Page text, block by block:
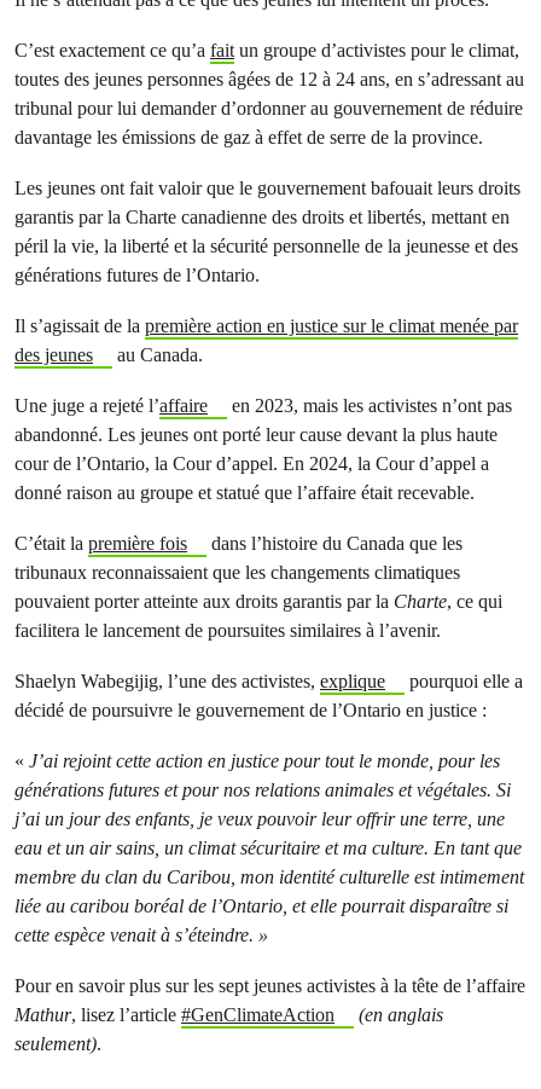
C’est exactement ce qu’a faitun groupe d’activistes pour le climat,
toutes des jeunes personnes âgées de 12 à 24 ans, en s’adressant au
tribunal pour lui demander d’ordonner au gouvernement de réduire
davantage les émissions de gaz à effet de serre de la province.
Les jeunes ont fait valoir que le gouvernement bafouait leurs droits
garantis par la Charte canadienne des droits et libertés, mettant en
péril la vie, la liberté et la sécurité personnelle de la jeunesse et des
générations futures de l’Ontario.
Il s’agissait de la première action en justice sur le climat menée par
des jeunes
au Canada.
Une juge a rejeté l’affaire
en 2023, mais les activistes n’ont pas
abandonné. Les jeunes ont porté leur cause devant la plus haute
cour de l’Ontario, la Cour d’appel. En 2024, la Cour d’appel a
donné raison au groupe et statué que l’affaire était recevable.
C’était la première fois
dans l’histoire du Canada que les
tribunaux reconnaissaient que les changements climatiques
pouvaient porter atteinte aux droits garantis par la Charte, ce qui
facilitera le lancement de poursuites similaires à l’avenir.
Shaelyn Wabegijig, l’une des activistes, explique
pourquoi elle a
décidé de poursuivre le gouvernement de l’Ontario en justice :
« J’ai rejoint cette action en justice pour tout le monde, pour les
générations futures et pour nos relations animales et végétales. Si
j’ai un jour des enfants, je veux pouvoir leur offrir une terre, une
eau et un air sains, un climat sécuritaire et ma culture. En tant que
membre du clan du Caribou, mon identité culturelle est intimement
liée au caribou boréal de l’Ontario, et elle pourrait disparaître si
cette espèce venait à s’éteindre. »
Pour en savoir plus sur les sept jeunes activistes à la tête de l’affaire
Mathur, lisez l’article #GenClimateAction
(en anglais
seulement).